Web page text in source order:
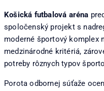
Košická futbalová aréna
spoločenský projekt s
moderné športový komplex
medzinárodné kritériá,
potreby rôznych typov
Porota odbornej súťaže